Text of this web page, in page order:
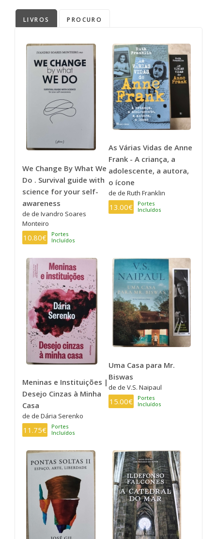
LIVROS PROCURO
We Change By What We
Do . Survival guide with
science for your self-
awareness
de de Ivandro Soares
Monteiro
10.80€
Portes
Incluídos
As Várias Vidas de Anne
Frank - A criança, a
adolescente, a autora,
o ícone
de de Ruth Franklin
13.00€
Portes
Incluídos
Meninas e Instituições |
Desejo Cinzas à Minha
Casa
de de Dária Serenko
11.75€
Portes
Incluídos
Uma Casa para Mr.
Biswas
de de V.S. Naipaul
15.00€
Portes
Incluídos